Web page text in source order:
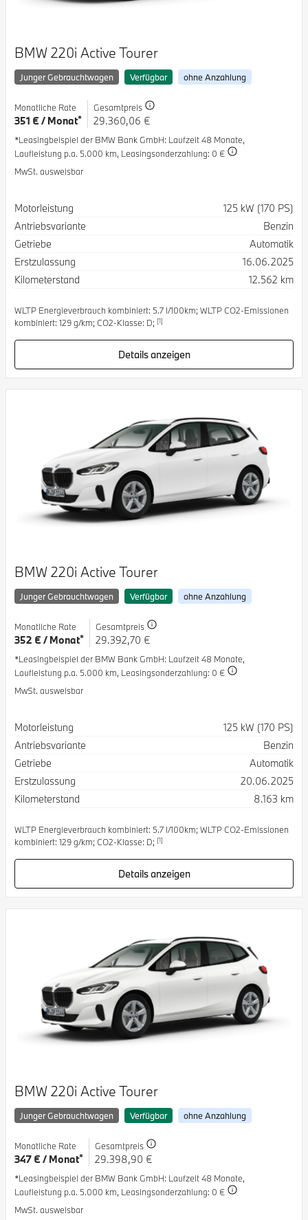
BMW 220i Active Tourer
Junger Gebrauchtwagen Verfügbar ohne Anzahlung
Monatliche Rate
351 € / Monat*
Gesamtpreis
29.360,06 €
*Leasingbeispiel der BMW Bank GmbH: Laufzeit 48 Monate,
Laufleistung p.a. 5.000 km, Leasingsonderzahlung: 0 €
MwSt. ausweisbar
Spezifikation
Motorleistung
125 kW (170 PS)
Antriebsvariante
Benzin
Getriebe
Automatik
Erstzulassung
16.06.2025
Kilometerstand
12.562 km
WLTP Energieverbrauch kombiniert: 5.7 l/100km; WLTP CO2-Emissionen
kombiniert: 129 g/km; CO2-Klasse: D; [1]
Details anzeigen
BMW 220i Active Tourer
Junger Gebrauchtwagen Verfügbar ohne Anzahlung
Monatliche Rate
352 € / Monat*
Gesamtpreis
29.392,70 €
*Leasingbeispiel der BMW Bank GmbH: Laufzeit 48 Monate,
Laufleistung p.a. 5.000 km, Leasingsonderzahlung: 0 €
MwSt. ausweisbar
Spezifikation
Motorleistung
125 kW (170 PS)
Antriebsvariante
Benzin
Getriebe
Automatik
Erstzulassung
20.06.2025
Kilometerstand
8.163 km
WLTP Energieverbrauch kombiniert: 5.7 l/100km; WLTP CO2-Emissionen
kombiniert: 129 g/km; CO2-Klasse: D; [1]
Details anzeigen
BMW 220i Active Tourer
Junger Gebrauchtwagen Verfügbar ohne Anzahlung
Monatliche Rate
347 € / Monat*
Gesamtpreis
29.398,90 €
*Leasingbeispiel der BMW Bank GmbH: Laufzeit 48 Monate,
Laufleistung p.a. 5.000 km, Leasingsonderzahlung: 0 €
MwSt. ausweisbar